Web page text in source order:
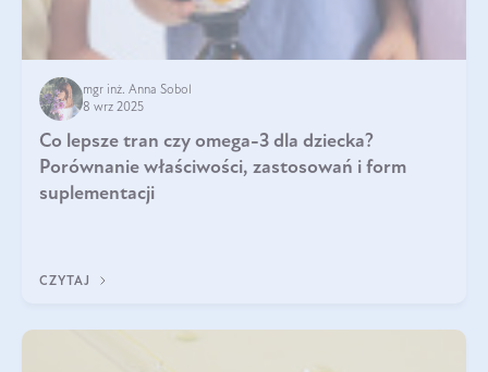
mgr inż. Anna Sobol
8 wrz 2025
Co lepsze tran czy omega-3 dla dziecka?
Porównanie właściwości, zastosowań i form
suplementacji
CZYTAJ